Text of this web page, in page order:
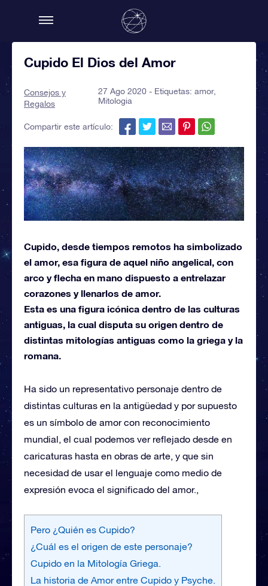
Cupido El Dios del Amor
Consejos y
Regalos
27 Ago 2020 - Etiquetas:amor,
Mitologia
Compartir este artículo:
Cupido, desde tiempos remotos ha simbolizado
el amor, esa figura de aquel niño angelical, con
arco y flecha en mano dispuesto a entrelazar
corazones y llenarlos de amor.
Esta es una figura icónica dentro de las culturas
antiguas, la cual disputa su origen dentro de
distintas mitologías antiguas como la griega y la
romana.
Ha sido un representativo personaje dentro de
distintas culturas en la antigüedad y por supuesto
es un símbolo de amor con reconocimiento
mundial, el cual podemos ver reflejado desde en
caricaturas hasta en obras de arte, y que sin
necesidad de usar el lenguaje como medio de
expresión evoca el significado del amor.,
Pero ¿Quién es Cupido?
¿Cuál es el origen de este personaje?
Cupido en la Mitología Griega.
La historia de Amor entre Cupido y Psyche.